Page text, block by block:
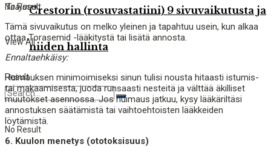
No Result
View All
Result
Crestorin (rosuvastatiini) 9 sivuvaikutusta ja
niiden hallinta
No Result
Taajuus:
Tämä sivuvaikutus on melko yleinen ja tapahtuu usein, kun alkaa
ottaa Torasemid -lääkitystä tai lisätä annosta.
Ennaltaehkäisy:
Huimauksen minimoimiseksi sinun tulisi nousta hitaasti istumis-
tai makaamisesta, juoda runsaasti nesteitä ja välttää äkilliset
muutokset asennossa. Jos huimaus jatkuu, kysy lääkäriltäsi
annostuksen säätämistä tai vaihtoehtoisten lääkkeiden
löytämistä.
6. Kuulon menetys (ototoksisuus)